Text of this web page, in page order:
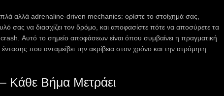
αλλά adrenaline‑driven mechanics: ορίστε το στοίχημά σας,
σας να διασχίζει τον δρόμο, και αποφασίστε πότε να αποσύρετε τα
Αυτό το σημείο αποφάσεων είναι όπου συμβαίνει η πραγματική
που ανταμείβει την ακρίβεια στον χρόνο και την ατρόμητη
Κάθε Βήμα Μετράει